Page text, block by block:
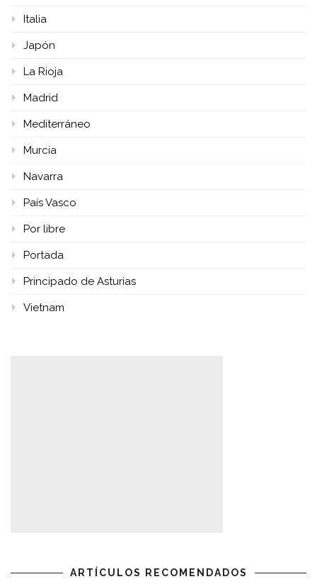
Italia
Japón
La Rioja
Madrid
Mediterráneo
Murcia
Navarra
País Vasco
Por libre
Portada
Principado de Asturias
Vietnam
ARTÍCULOS RECOMENDADOS